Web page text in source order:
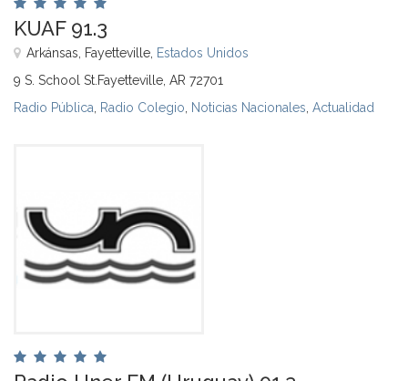
KUAF 91.3
Arkánsas, Fayetteville, Estados Unidos
9 S. School St.Fayetteville, AR 72701
Radio Pública Radio Colegio Noticias Nacionales Actualidad